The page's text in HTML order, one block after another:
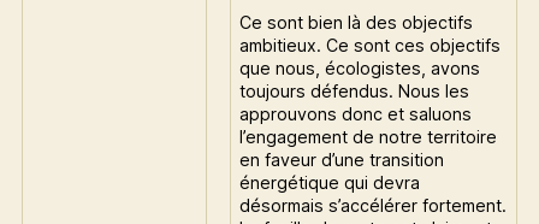
Ce sont bien là des objectifs
ambitieux. Ce sont ces objectifs
que nous, écologistes, avons
toujours défendus. Nous les
approuvons donc et saluons
l’engagement de notre territoire
en faveur d’une transition
énergétique qui devra
désormais s’accélérer fortement.